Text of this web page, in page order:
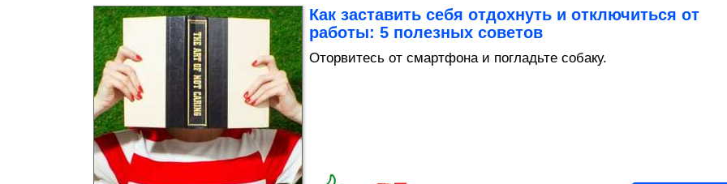
Как заставить себя отдохнуть и отключиться от
работы: 5 полезных советов
Оторвитесь от смартфона и погладьте собаку.